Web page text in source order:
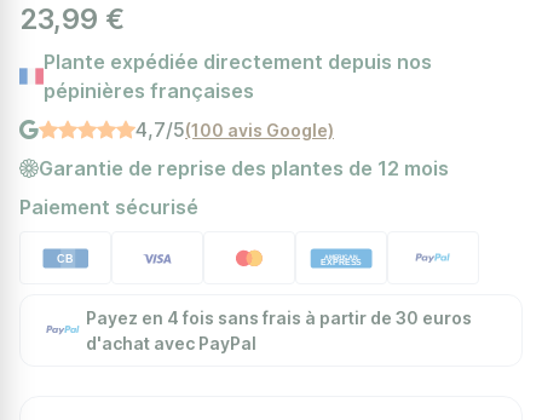
23,99 €
Plante expédiée directement depuis nos
pépinières françaises
4,7/5(100 avis Google)
Garantie de reprise des plantes de 12 mois
Paiement sécurisé
Payez en 4 fois sans frais à partir de 30 euros
d'achat avec PayPal